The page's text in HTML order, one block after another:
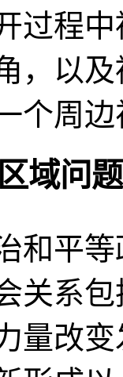
过程
，以
个周
域问题
和平
关系
量改